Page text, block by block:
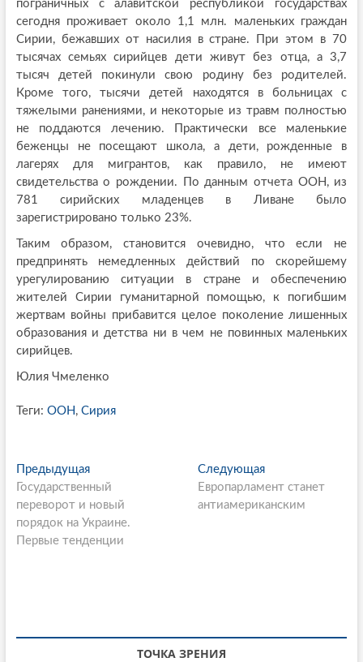
пограничных с алавитской республикой государствах
сегодня проживает около 1,1 млн. маленьких граждан
Сирии, бежавших от насилия в стране. При этом в 70
тысячах семьях сирийцев дети живут без отца, а 3,7
тысяч детей покинули свою родину без родителей.
Кроме того, тысячи детей находятся в больницах с
тяжелыми ранениями, и некоторые из травм полностью
не поддаются лечению. Практически все маленькие
беженцы не посещают школа, а дети, рожденные в
лагерях для мигрантов, как правило, не имеют
свидетельства о рождении. По данным отчета ООН, из
781 сирийских младенцев в Ливане было
зарегистрировано только 23%.
Таким образом, становится очевидно, что если не
предпринять немедленных действий по скорейшему
урегулированию ситуации в стране и обеспечению
жителей Сирии гуманитарной помощью, к погибшим
жертвам войны прибавится целое поколение лишенных
образования и детства ни в чем не повинных маленьких
сирийцев.
Юлия Чмеленко
Теги: ООН , Сирия
P
o
s
t
v
ПредыдущаяП
р
е
д
ы
Государственный
переворот и новый
порядок на Украине.
Первые тенденции
Следующая
л
е
Европарламент станет
антиамериканским
ТОЧКА ЗРЕНИЯ